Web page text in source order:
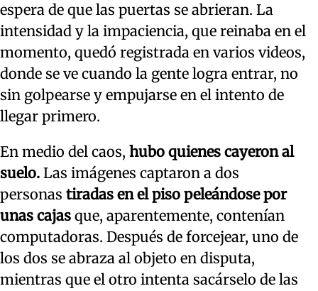
espera de que las puertas se abrieran. La
intensidad y la impaciencia, que reinaba en el
momento, quedó registrada en varios videos,
donde se ve cuando la gente logra entrar, no
sin golpearse y empujarse en el intento de
llegar primero.
En medio del caos, hubo quienes cayeron al
suelo. Las imágenes captaron a dos
personas tiradas en el piso peleándose por
unas cajas que, aparentemente, contenían
computadoras. Después de forcejear, uno de
los dos se abraza al objeto en disputa,
mientras que el otro intenta sacárselo de las